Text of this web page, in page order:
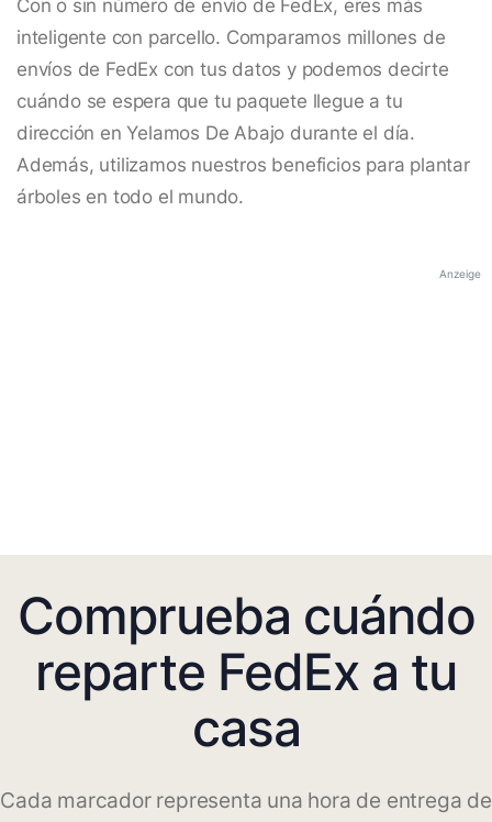
Con o sin número de envío de FedEx, eres más
inteligente con parcello. Comparamos millones de
envíos de FedEx con tus datos y podemos decirte
cuándo se espera que tu paquete llegue a tu
dirección en Yelamos De Abajo durante el día.
Además, utilizamos nuestros beneficios para plantar
árboles en todo el mundo.
Anzeige
Comprueba cuándo
reparte FedEx a tu
casa
Cada marcador representa una hora de entrega de